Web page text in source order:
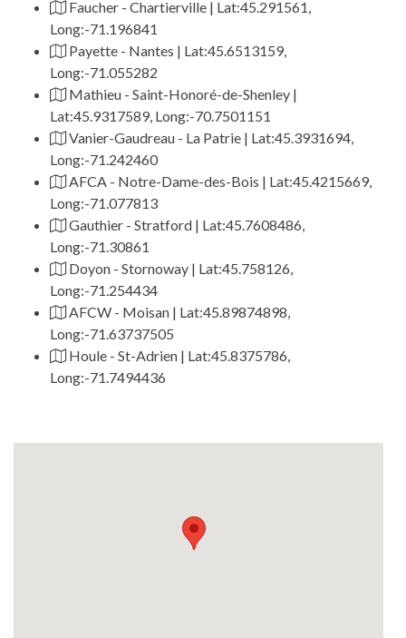
Faucher - Chartierville | Lat:45.291561,
Long:-71.196841
Payette - Nantes | Lat:45.6513159,
Long:-71.055282
Mathieu - Saint-Honoré-de-Shenley |
Lat:45.9317589, Long:-70.7501151
Vanier-Gaudreau - La Patrie | Lat:45.3931694,
Long:-71.242460
AFCA - Notre-Dame-des-Bois | Lat:45.4215669,
Long:-71.077813
Gauthier - Stratford | Lat:45.7608486,
Long:-71.30861
Doyon - Stornoway | Lat:45.758126,
Long:-71.254434
AFCW - Moisan | Lat:45.89874898,
Long:-71.63737505
Houle - St-Adrien | Lat:45.8375786,
Long:-71.7494436